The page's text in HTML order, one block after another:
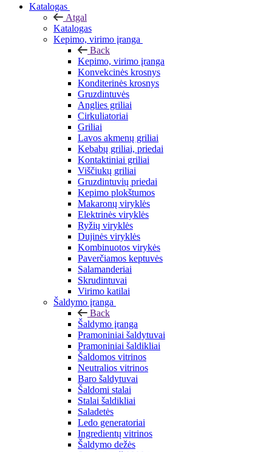
Katalogas
Atgal
Katalogas
Kepimo, virimo įranga
Back
Kepimo, virimo įranga
Konvekcinės krosnys
Konditerinės krosnys
Gruzdintuvės
Anglies griliai
Cirkuliatoriai
Griliai
Lavos akmenų griliai
Kebabų griliai, priedai
Kontaktiniai griliai
Viščiukų griliai
Gruzdintuvių priedai
Kepimo plokštumos
Makaronų viryklės
Elektrinės viryklės
Ryžių viryklės
Dujinės viryklės
Kombinuotos virykės
Paverčiamos keptuvės
Salamanderiai
Skrudintuvai
Virimo katilai
Šaldymo įranga
Back
Šaldymo įranga
Pramoniniai šaldytuvai
Pramoniniai šaldikliai
Šaldomos vitrinos
Neutralios vitrinos
Baro šaldytuvai
Šaldomi stalai
Stalai šaldikliai
Saladetės
Ledo generatoriai
Ingredientų vitrinos
Šaldymo dežės